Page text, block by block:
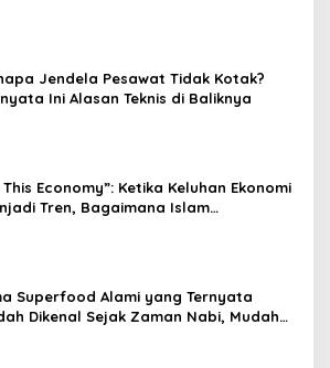
Jendela Pesawat Tidak Kotak?
Ini Alasan Teknis di Baliknya
This Economy”: Ketika Keluhan Ekonomi
Tren, Bagaimana Islam
Superfood Alami yang Ternyata
Dikenal Sejak Zaman Nabi, Mudah